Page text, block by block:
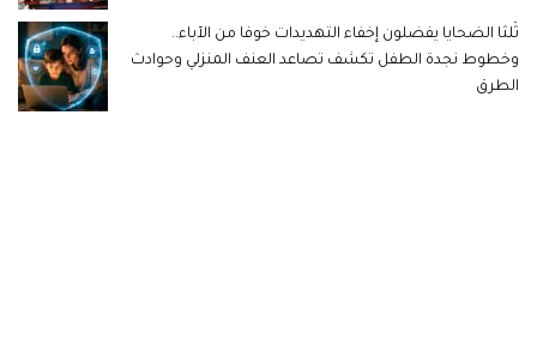
ثُلثا الضحايا يفضلون إخفاء التهديدات خوفا من الآباء..
وخطوط نجدة الطفل تكشف تصاعد العنف المنزلي وحوادث
الطرق